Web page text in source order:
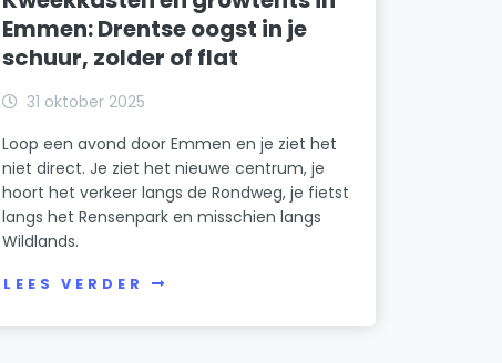
Emmen: Drentse oogst in je
schuur, zolder of flat
31 oktober 2025
Loop een avond door Emmen en je ziet het
niet direct. Je ziet het nieuwe centrum, je
hoort het verkeer langs de Rondweg, je fietst
langs het Rensenpark en misschien langs
Wildlands.
LEES VERDER